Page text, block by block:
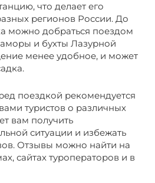
что делает его
регионов России. До
можно добраться поездом
и бухты Лазурной
менее удобное, и может
поездкой рекомендуется
туристов о различных
вам получить
ситуации и избежать
Отзывы можно найти на
сайтах туроператоров и в